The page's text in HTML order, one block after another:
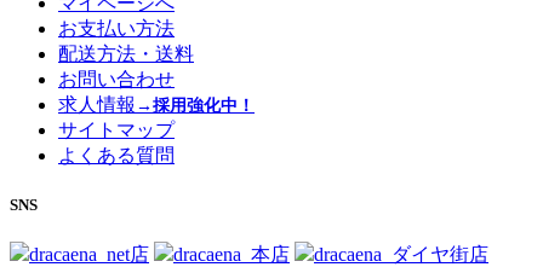
お支払い方法
配送方法・送料
お問い合わせ
求人情報 →採用強化中！
サイトマップ
よくある質問
SNS
dracaena_net店 dracaena_本店 dracaena_ダイヤ街店